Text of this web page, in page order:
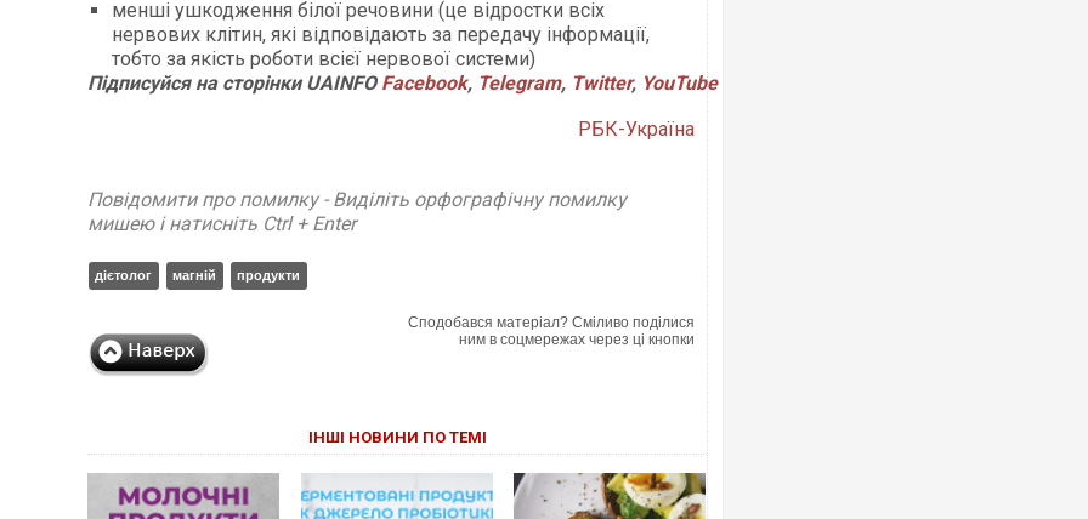
менші ушкодження білої речовини (це відростки всіх
нервових клітин, які відповідають за передачу інформації,
тобто за якість роботи всієї нервової системи)
Підписуйся на сторінки UAINFO Facebook, Telegram, Twitter, YouTube
РБК-Україна
Повідомити про помилку - Виділіть орфографічну помилку
мишею і натисніть Ctrl + Enter
дієтолог магній продукти
Сподобався матеріал? Сміливо поділися
ним в соцмережах через ці кнопки
ІНШІ НОВИНИ ПО ТЕМІ